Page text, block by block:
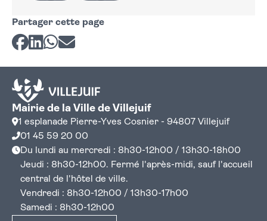
Partager cette page
Partager sur Facebook
Partager sur LinkedIn
Partager sur Whatsapp
Partager par courriel
Mairie de la Ville de Villejuif
1 esplanade Pierre-Yves Cosnier - 94807 Villejuif
01 45 59 20 00
Du lundi au mercredi : 8h30-12h00 / 13h30-18h00
Jeudi : 8h30-12h00. Fermé l'après-midi, sauf l'accueil
central de l'hôtel de ville.
Vendredi : 8h30-12h00 / 13h30-17h00
Samedi : 8h30-12h00